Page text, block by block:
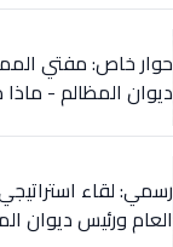
حوار خاص: مفتي
ديوان المظالم - ماذا
رسمي: لقاء
العام ورئيس ديوان